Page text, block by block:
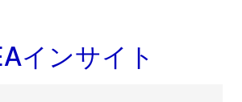
インサイト